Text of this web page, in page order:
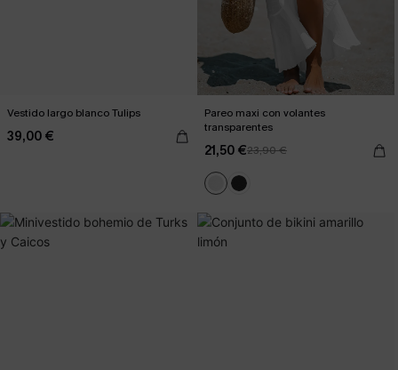
Vestido largo blanco Tulips
39,00 €
Pareo maxi con volantes
transparentes
21,50 €23,90 €